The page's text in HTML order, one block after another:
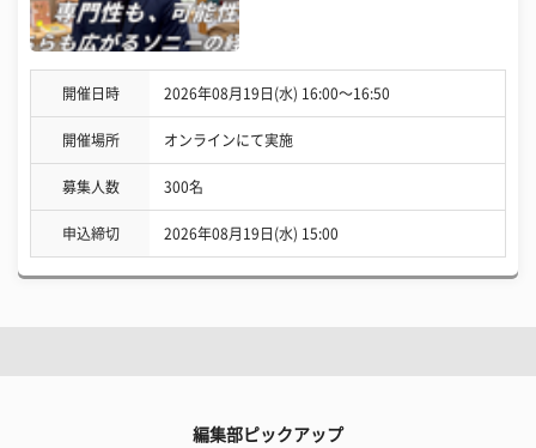
開催日時 2026年08月19日(水) 16:00〜16:50
開催場所 オンラインにて実施
募集人数 300名
申込締切 2026年08月19日(水) 15:00
編集部ピックアップ